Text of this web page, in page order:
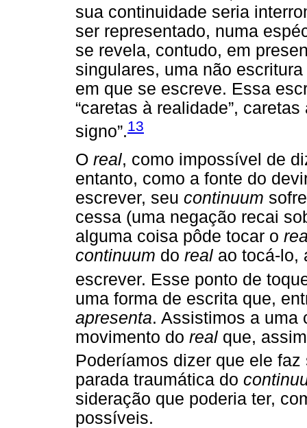
sua continuidade seria
ser representado, numa
se revela, contudo, em
singulares, uma não
em que se escreve. Essa
“caretas à realidade”,
signo”.13
O real, como impossível de
entanto, como a fonte do
escrever, seu continuum
cessa (uma negação recai
alguma coisa pôde tocar o
continuum do real ao tocá-lo,
escrever. Esse ponto de
uma forma de escrita que,
apresenta. Assistimos a uma
movimento do real que,
Poderíamos dizer que ele faz
parada traumática do
sideração que poderia ter,
possíveis.